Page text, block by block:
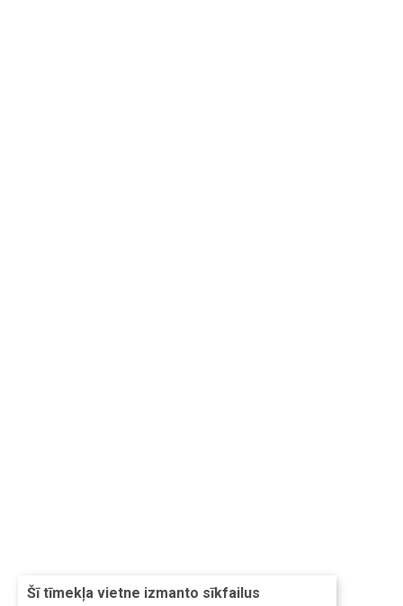
Šī tīmekļa vietne izmanto sīkfailus